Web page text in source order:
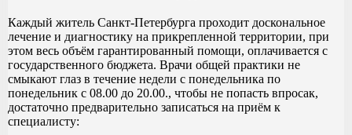
Каждый житель Санкт-Петербурга проходит доскональное
лечение и диагностику на прикрепленной территории, при
этом весь объём гарантированный помощи, оплачивается с
государственного бюджета. Врачи общей практики не
смыкают глаз в течение недели с понедельника по
понедельник с 08.00 до 20.00., чтобы не попасть впросак,
достаточно предварительно записаться на приём к
специалисту: